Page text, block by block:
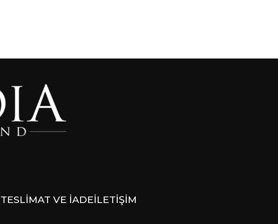
TESLİMAT VE İADEİLETİŞİM